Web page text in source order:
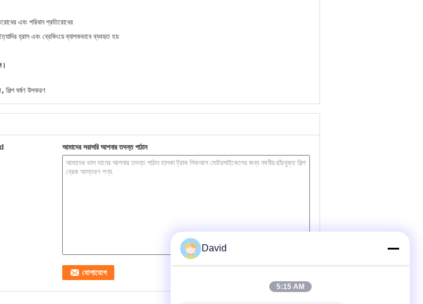
এবং পরিধান প্রতিরোধের
ইত্যাদির হ্রাস এবং ব্রেকিংয়ে ব্যাপকভাবে ব্যবহৃত হয়
, শিল্প ঘর্ষণ উপকরণ
আমাদের সরাসরি আপনার তদন্ত পাঠান
David
5:15 AM